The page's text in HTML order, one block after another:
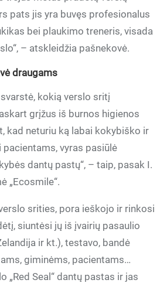
pats jis yra buvęs profesionalus
bei plaukimo treneris, visada
– atskleidžia pašnekovė.
draugams
kokią verslo sritį
grįžus iš burnos higienos
kad neturiu ką labai kokybiško ir
vyras pasiūlė
dantų pastų“, – taip, pasak I.
„Ecosmile“.
srities, pora ieškojo ir rinkosi
siuntėsi jų iš įvairių pasaulio
ir kt.), testavo, bandė
giminėms, pacientams…
„Red Seal“ dantų pastas ir jas